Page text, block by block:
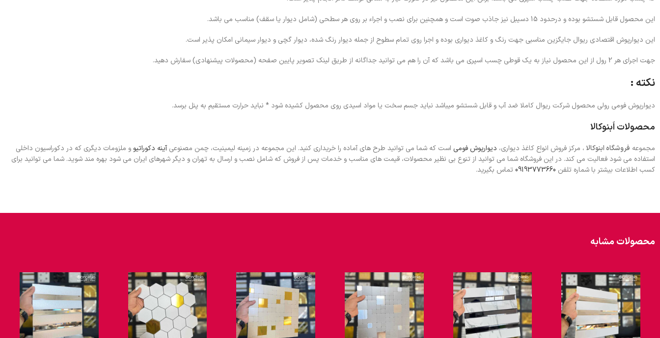
این محصول قابل شستشو بوده و درحدود 15 دسیبل نیز جاذب صوت است و همچنین برای نصب و اجراء بر روی هر سطحی (شامل دیوار یا سقف) مناسب می باشد.
این دیوارپوش اقتصادی ریوال جایگزین مناسبی جهت رنگ و کاغذ دیواری بوده و اجرا روی تمام سطوح از جمله دیوار رنگ شده، دیوار گچی و دیوار سیمانی امکان پذیر است.
جهت اجرای هر 2 رول از این محصول نیاز به یک قوطی چسب اسپری می باشد که آن را هم می توانید جداگانه از طریق لینک تصویر پایین صفحه (محصولات پیشنهادی) سفارش دهید.
نکته :
دیوارپوش فومی رولی محصول شرکت ریوال کاملا ضد آب و قابل شستشو میباشد نباید جسم سخت یا مواد اسیدی روی محصول کشیده شود * نباید حرارت مستقیم به پنل برسد.
محصولات اَبنوکالا
مجموعه فروشگاه ابنوکالا ، مرکز فروش انواع کاغذ دیواری، دیوارپوش فومی است که شما می توانید طرح های آماده را خریداری کنید. این مجموعه در زمینه لیمینیت، چمن مصنوعی آینه دکوراتیو و ملزومات دیگری که در دکوراسیون داخلی
استفاده می شود فعالیت می کند. در این فروشگاه شما می توانید از تنوع بی نظیر محصولات، قیمت های مناسب و خدمات پس از فروش که شامل نصب و ارسال به تهران و دیگر شهرهای ایران می شود بهره مند شوید. شما می توانید برای
کسب اطلاعات بیشتر با شماره تلفن 09193773660تماس بگیرید.
محصولات مشابه